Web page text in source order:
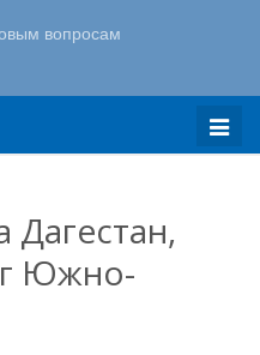
Меню
Южно-